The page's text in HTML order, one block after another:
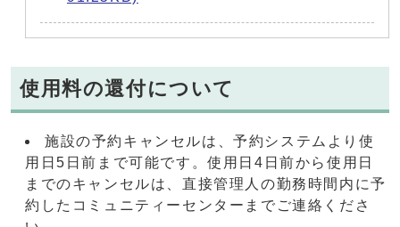
使用料の還付について
施設の予約キャンセルは、予約システムより使
用日5日前まで可能です。使用日4日前から使用日
までのキャンセルは、直接管理人の勤務時間内に予
約したコミュニティーセンターまでご連絡くださ